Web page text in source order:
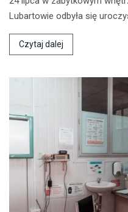
Lubartowie odbyła się
Czytaj dalej